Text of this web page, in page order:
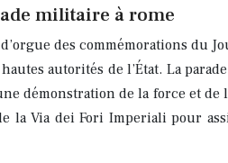
militaire à rome
des commémorations du
autorités de l’État. La
démonstration de la force et de
la Via dei Fori Imperiali pour